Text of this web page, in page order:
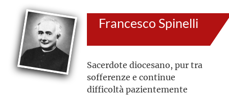
Francesco Spinelli
Sacerdote diocesano, pur tra
sofferenze e continue
difficoltà pazientemente